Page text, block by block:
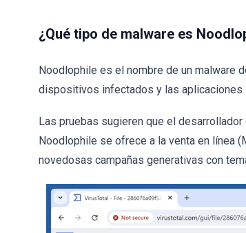
¿Qué tipo de malware es
Noodlophile es el nombre de un malware
dispositivos infectados y las aplicaciones
Las pruebas sugieren que el
Noodlophile se ofrece a la venta en línea
novedosas campañas generativas con